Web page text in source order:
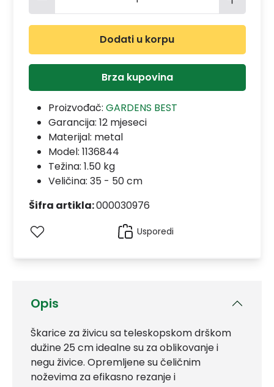
Opis
Škarice za živicu sa teleskopskom drškom
dužine 25 cm idealne su za oblikovanje i
negu živice. Opremljene su čeličnim
noževima za efikasno rezanje i
Dodati u korpu
Brza kupovina
Proizvođač: GARDENS BEST
Garancija: 12 mjeseci
Materijal: metal
Model: 1136844
Težina: 1.50 kg
Veličina: 35 - 50 cm
Šifra artikla:000030976
Usporedi